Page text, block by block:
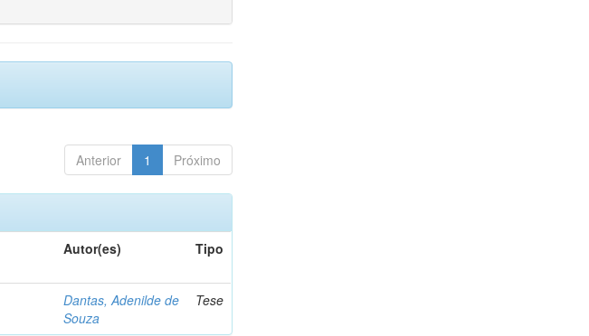
Anterior 1 Próximo
Autor(es) Tipo
Dantas, Adenilde de
Souza
Tese